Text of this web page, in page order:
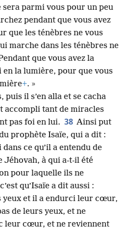
parmi vous pour un peu
pendant que vous avez
que les ténèbres ne vous
marche dans les ténèbres ne
que vous avez la
la lumière, pour que vous
+. »
puis il s’en alla et se cacha
accompli tant de miracles
pas foi en lui. 38 Ainsi put
prophète Isaïe, qui a dit :
ce qu’il a entendu de
Jéhovah, à qui a-t-il été
pour laquelle ils ne
qu’Isaïe a dit aussi :
yeux et il a endurci leur cœur,
de leurs yeux, et ne
leur cœur, et ne reviennent